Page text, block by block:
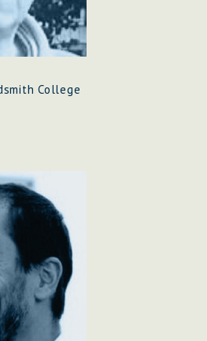
College